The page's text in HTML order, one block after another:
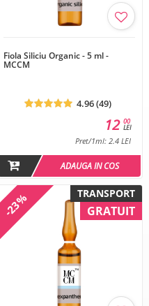
Fiola Siliciu Organic - 5 ml -
MCCM
4.96 (49)
00
LEI
12
Pret/1ml: 2.4 LEI
ADAUGA IN COS
TRANSPORT
GRATUIT
-23%